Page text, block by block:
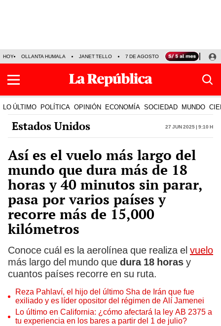
HOY OLLANTA HUMALA JANET TELLO 7 DE AGOSTO TINKA RESULTADOS
LO ÚLTIMO POLÍTICA OPINIÓN ECONOMÍA SOCIEDAD MUNDO
Estados Unidos 27 Jun 2025 | 9:10 h
Así es el vuelo más largo del
mundo que dura más de 18
horas y 40 minutos sin parar,
pasa por varios países y
recorre más de 15,000
kilómetros
Conoce cuál es la aerolínea que realiza el vuelo
más largo del mundo que dura 18 horas y
cuantos países recorre en su ruta.
Reza Pahlaví, el hijo del último Sha de Irán que fue
exiliado y es líder opositor del régimen de Alí Jamenei
Lo último en California: ¿cómo afectará la ley AB 2375 a
tu experiencia en los bares a partir del 1 de julio?